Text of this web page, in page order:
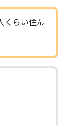
くらい住ん